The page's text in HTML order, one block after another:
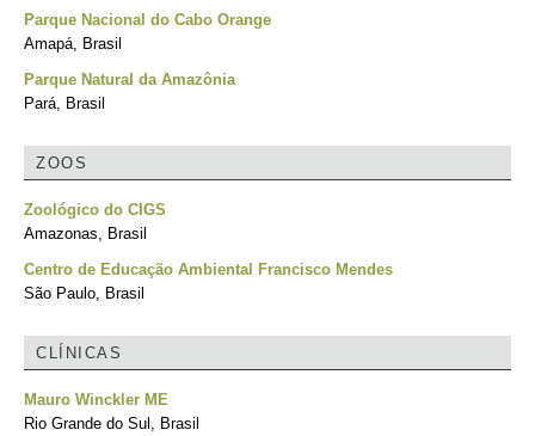
Parque Nacional do Cabo Orange
Amapá, Brasil
Parque Natural da Amazônia
Pará, Brasil
ZOOS
Zoológico do CIGS
Amazonas, Brasil
Centro de Educação Ambiental Francisco Mendes
São Paulo, Brasil
CLÍNICAS
Mauro Winckler ME
Rio Grande do Sul, Brasil